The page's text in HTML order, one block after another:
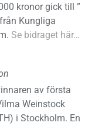
kronor gick till ”
Kungliga
Se bidraget här…
av första
Weinstock
i Stockholm. En